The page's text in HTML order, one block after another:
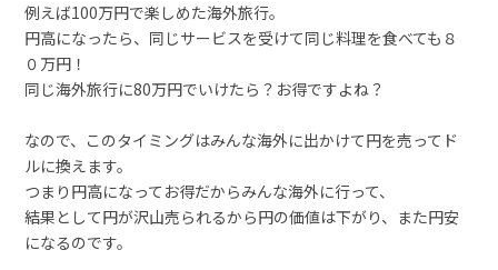
例えば100万円で楽しめた海外旅行。
円高になったら、同じサービスを受けて同じ料理を食べても８
０万円！
同じ海外旅行に80万円でいけたら？お得ですよね？
なので、このタイミングはみんな海外に出かけて円を売ってド
ルに換えます。
つまり円高になってお得だからみんな海外に行って、
結果として円が沢山売られるから円の価値は下がり、また円安
になるのです。